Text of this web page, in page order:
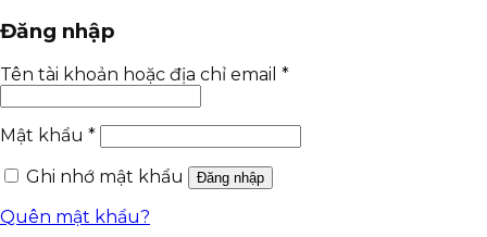
Đăng nhập
Tên tài khoản hoặc địa chỉ email *
Mật khẩu *
Ghi nhớ mật khẩu
Đăng nhập
Quên mật khẩu?